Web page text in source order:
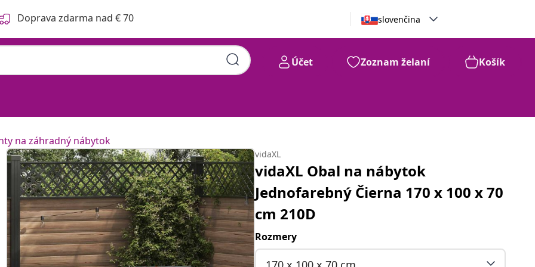
Doprava zdarma nad € 70 slovenčina
Účet Zoznam želaní Košík
na záhradný nábytok
vidaXL
vidaXL Obal na nábytok
Jednofarebný Čierna 170 x 100 x 70
cm 210D
Rozmery